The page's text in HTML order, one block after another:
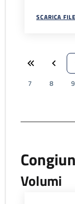
SCARICA FILE
7
8 9
Volumi